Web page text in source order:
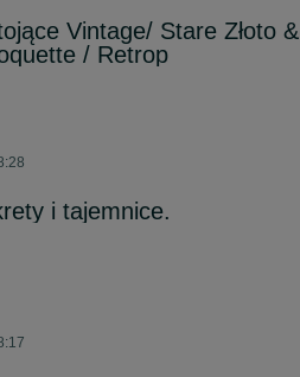
Vintage/ Stare Złoto &
/ Retrop
i tajemnice.